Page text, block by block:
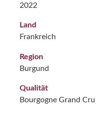
2022
Land
Frankreich
Region
Burgund
Qualität
Bourgogne Grand Cru